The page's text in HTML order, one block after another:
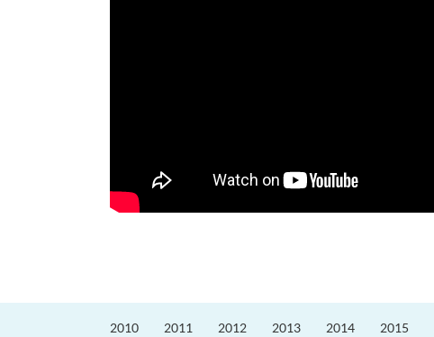
2010 2011 2012 2013 2014 2015